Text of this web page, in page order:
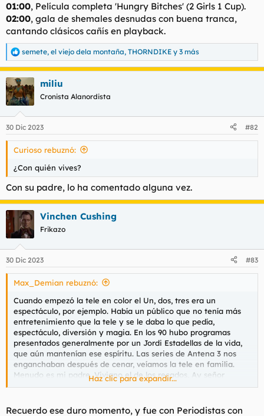
01:00, Película completa 'Hungry Bitches' (2 Girls 1 Cup).
02:00, gala de shemales desnudas con buena tranca,
cantando clásicos cañís en playback.
R
e
a
c
c
i
e
s
semete, el viejo dela montaña, THORNDIKE y 3 más
miliu
Cronista Alanordista
30 Dic 2023 #82
Curioso rebuznó:
¿Con quién vives?
Con su padre, lo ha comentado alguna vez.
Vinchen Cushing
Frikazo
30 Dic 2023 #83
Max_Demian rebuznó:
Cuando empezó la tele en color el Un, dos, tres era un
espectáculo, por ejemplo. Había un público que no tenía más
entretenimiento que la tele y se le daba lo que pedía,
espectáculo, diversión y magia. En los 90 hubo programas
presentados generalmente por un Jordi Estadellas de la vida,
que aún mantenían ese espíritu. Las series de Antena 3 nos
enganchaban después de cenar, veíamos la tele en familia.
Menudo es mi padre, Viviano el de los recados, Ay señor
señor...
No sé ai recordais que las seties españolas se veían de manera
Haz clic para expandir...
Recuerdo ese duro momento, y fue con Periodistas con